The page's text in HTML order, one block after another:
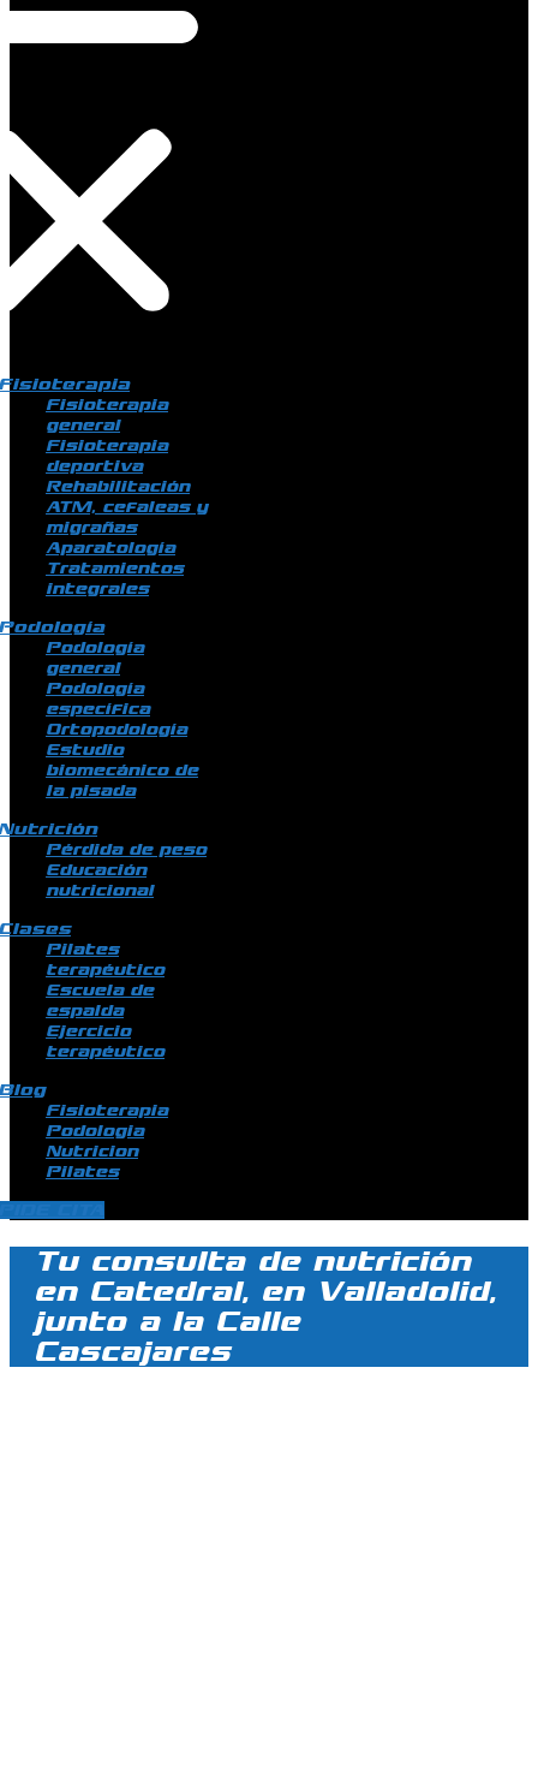
Fisioterapia
general
Fisioterapia
deportiva
Rehabilitación
ATM, cefaleas y
migrañas
Aparatología
Tratamientos
integrales
Podología
general
Podología
específica
Ortopodología
Estudio
biomecánico de
la pisada
Pérdida de peso
Educación
nutricional
Pilates
terapéutico
Escuela de
espalda
Ejercicio
terapéutico
Fisioterapia
Podologia
Nutricion
Pilates
Tu consulta de nutrición
en Catedral, en Valladolid,
junto a la Calle
Cascajares